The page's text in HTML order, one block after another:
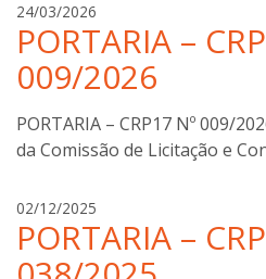
24/03/2026
n
a
b
t
t
i
PORTARIA –
009/2026
PORTARIA – CRP17 Nº 009/
da Comissão de Licitação e
02/12/2025
n
a
PORTARIA –